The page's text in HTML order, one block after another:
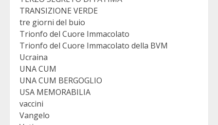
TRANSIZIONE VERDE
tre giorni del buio
Trionfo del Cuore Immacolato
Trionfo del Cuore Immacolato della BVM
Ucraina
UNA CUM
UNA CUM BERGOGLIO
USA MEMORABILIA
vaccini
Vangelo